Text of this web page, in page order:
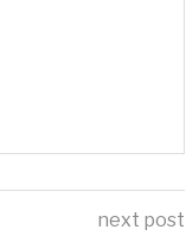
next post